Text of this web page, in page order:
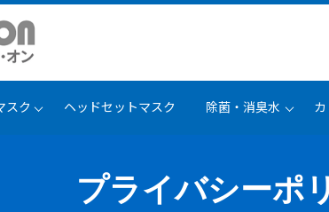
スク ヘッドセットマスク 除菌・消臭水
プライバシーポ